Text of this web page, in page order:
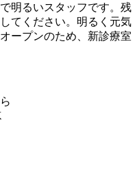
明るいスタッフです。残
てください。明るく元気
ープンのため、新診療室